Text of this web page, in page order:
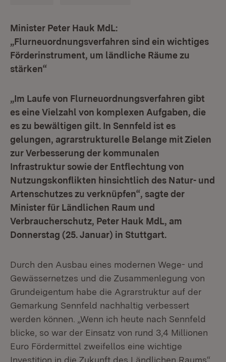
Minister Peter Hauk MdL:
„Flurneuordnungsverfahren sind ein wichtiges
Förderinstrument, um ländliche Räume zu
stärken“
„Im Laufe von Flurneuordnungsverfahren gibt
es eine Vielzahl von komplexen Aufgaben, die
es zu bewältigen gilt. In Sennfeld ist es
gelungen, agrarstrukturelle Belange mit Zielen
zur Verbesserung der kommunalen
Infrastruktur sowie der Entflechtung von
Nutzungskonflikten hinsichtlich des Natur- und
Artenschutzes zu verknüpfen“, sagte der
Minister für Ländlichen Raum und
Verbraucherschutz, Peter Hauk MdL, am
Donnerstag (25. Januar) in Stuttgart.
Durch den Ausbau eines modernen Wege- und
Gewässernetzes und die Zusammenlegung von
Grundeigentum habe die Agrarstruktur auf der
Gemarkung Sennfeld nachhaltig verbessert
werden können. „Wenn ich heute nach Sennfeld
blicke, so war der Einsatz von rund 3,4 Millionen
Euro Fördermittel zweifellos eine wichtige
Investition in die Zukunft des Ländlichen Raums“,